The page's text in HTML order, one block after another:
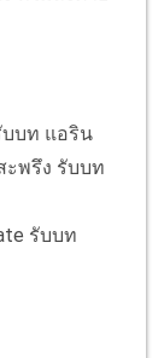
บบท แอริน
ะพรึง รับบท
รับบท